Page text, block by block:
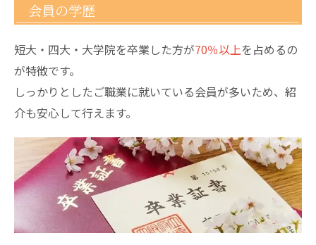
会員の学歴
短大・四大・大学院を卒業した方が70％以上を占めるの
が特徴です。
しっかりとしたご職業に就いている会員が多いため、紹
介も安心して行えます。